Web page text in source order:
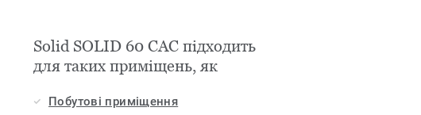
Solid SOLID 60 CAC підходить
для таких приміщень, як
Побутові приміщення